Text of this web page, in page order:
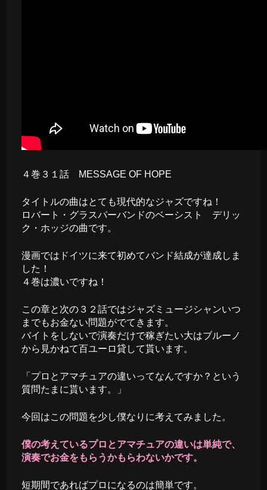
４巻３１話 MESSAGE OF HOPE
タイトルの曲はとても現代的なジャズですね！
ロバート・グラスパーバンドのベーシスト デリッ
ク・ホッジの曲です。
漫画ではドイツに来て初めてバンド結成が達成しま
した！
４巻は濃いですね！
この章と次の３２話ではジャズミュージシャンいつ
までもお金ない問題がでてきます。
バイトをしないで演奏だけで稼ぎたい大はブルーノ
から見かねて百ユーロ貸して貰います。
「プロとアマチュアの違いってなんですか？という
質問たまに貰います。」
今回はこの問題を少し僕なりに考えてみました。
僕の考えているプロとアマチュアの違いは単純で、
演奏でお金をもらうかもらわないかです。
短期間であればプロになるのは簡単です。